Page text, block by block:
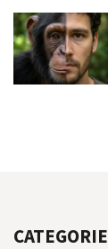
CATEGORIE